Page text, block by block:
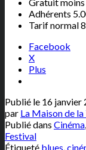
Adhérents
Tarif normal
Facebook
X
Plus
Publié le 16 janvier
par La Maison de
Publié dans Cinéma,
Festival
Étiqueté blues,